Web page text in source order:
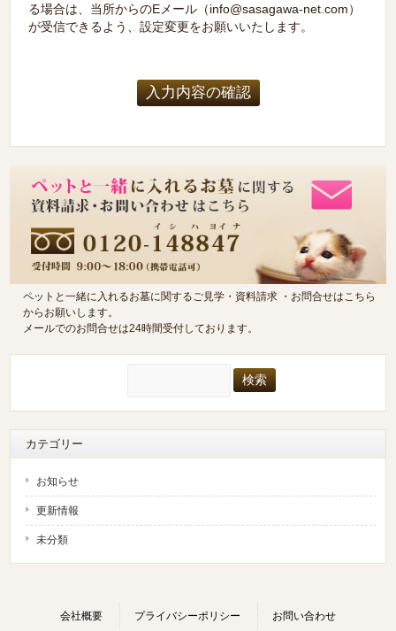
る場合は、当所からのEメール（info@sasagawa-net.com）
が受信できるよう、設定変更をお願いいたします。
ペットと一緒に入れるお墓に関するご見学・資料請求 ・お問合せはこちら
からお願いします。
メールでのお問合せは24時間受付しております。
カテゴリー
お知らせ
更新情報
未分類
会社概要 プライバシーポリシー お問い合わせ